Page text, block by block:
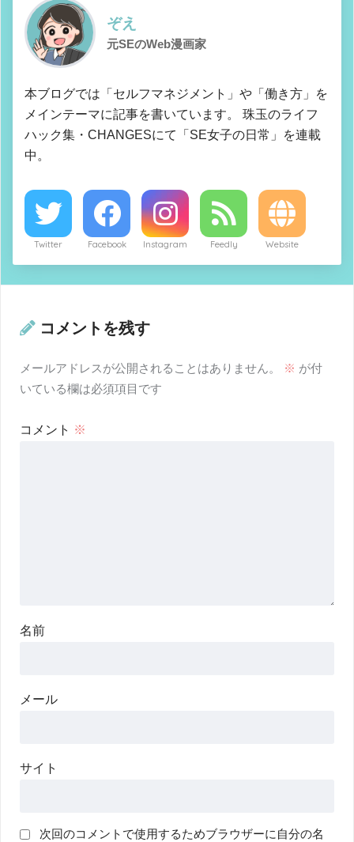
ぞえ
元SEのWeb漫画家
本ブログでは「セルフマネジメント」や「働き方」を
メインテーマに記事を書いています。 珠玉のライフ
ハック集・CHANGESにて「SE女子の日常」を連載
中。
Twitter Facebook Instagram Feedly Website
コメントを残す
メールアドレスが公開されることはありません。 ※ が付
いている欄は必須項目です
コメント ※
名前
メール
サイト
次回のコメントで使用するためブラウザーに自分の名